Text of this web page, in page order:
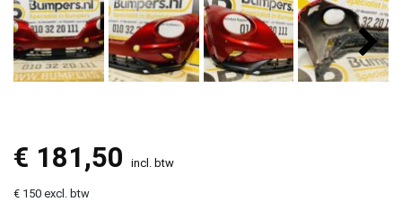
€ 181,50 incl. btw
€ 150 excl. btw